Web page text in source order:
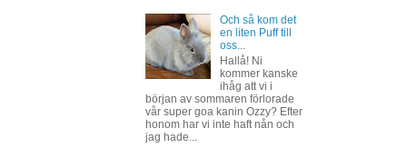
Och så kom det
en liten Puff till
oss...
Hallå! Ni
kommer kanske
ihåg att vi i
början av sommaren förlorade
vår super goa kanin Ozzy? Efter
honom har vi inte haft nån och
jag hade...